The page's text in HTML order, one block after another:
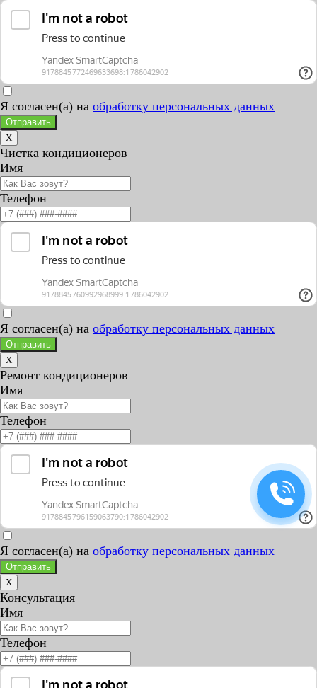
Я согласен(а) на обработку персональных данных
Отправить
X
Чистка кондиционеров
Имя
Телефон
Я согласен(а) на обработку персональных данных
Отправить
X
Ремонт кондиционеров
Имя
Телефон
Я согласен(а) на обработку персональных данных
Отправить
X
Консультация
Имя
Телефон